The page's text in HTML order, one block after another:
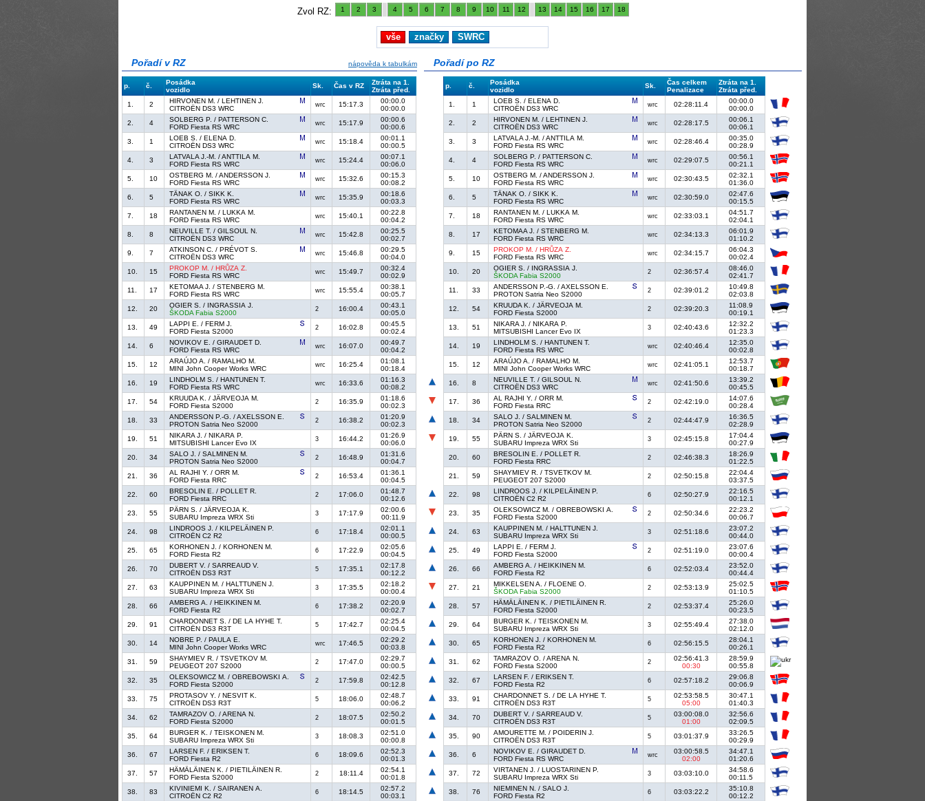
Zvol RZ: 1 2 3 4 5 6 7 8 9 10 11 12 13 14 15 16 17 18
vše značky SWRC
Pořadí v RZ nápověda k tabulkám
p. č.
Posádka
vozidlo
Sk. Čas v RZ
Ztráta na 1.
Ztráta před.
1.
2
HIRVONEN M. / LEHTINEN J.
CITROËN DS3 WRC
wrc 15:17.3
00:00.0
00:00.0
2.
4
SOLBERG P. / PATTERSON C.
FORD Fiesta RS WRC
wrc 15:17.9
00:00.6
00:00.6
3.
1
LOEB S. / ELENA D.
CITROËN DS3 WRC
wrc 15:18.4
00:01.1
00:00.5
4.
3
LATVALA J.-M. / ANTTILA M.
FORD Fiesta RS WRC
wrc 15:24.4
00:07.1
00:06.0
5.
10
OSTBERG M. / ANDERSSON J.
FORD Fiesta RS WRC
wrc 15:32.6
00:15.3
00:08.2
6.
5
TÄNAK O. / SIKK K.
FORD Fiesta RS WRC
wrc 15:35.9
00:18.6
00:03.3
7.
18
RANTANEN M. / LUKKA M.
FORD Fiesta RS WRC
wrc 15:40.1
00:22.8
00:04.2
8.
8
NEUVILLE T. / GILSOUL N.
CITROËN DS3 WRC
wrc 15:42.8
00:25.5
00:02.7
9.
7
ATKINSON C. / PRÉVOT S.
CITROËN DS3 WRC
wrc 15:46.8
00:29.5
00:04.0
10.
15
PROKOP M. / HRŮZA Z.
FORD Fiesta RS WRC
wrc 15:49.7
00:32.4
00:02.9
11.
17
KETOMAA J. / STENBERG M.
FORD Fiesta RS WRC
wrc 15:55.4
00:38.1
00:05.7
12.
20
OGIER S. / INGRASSIA J.
ŠKODA Fabia S2000
2 16:00.4
00:43.1
00:05.0
13.
49
LAPPI E. / FERM J.
FORD Fiesta S2000
2 16:02.8
00:45.5
00:02.4
14.
6
NOVIKOV E. / GIRAUDET D.
FORD Fiesta RS WRC
wrc 16:07.0
00:49.7
00:04.2
15.
12
ARAÚJO A. / RAMALHO M.
MINI John Cooper Works WRC
wrc 16:25.4
01:08.1
00:18.4
16.
19
LINDHOLM S. / HANTUNEN T.
FORD Fiesta RS WRC
wrc 16:33.6
01:16.3
00:08.2
17.
54
KRUUDA K. / JÄRVEOJA M.
FORD Fiesta S2000
2 16:35.9
01:18.6
00:02.3
18.
33
ANDERSSON P.-G. / AXELSSON E.
PROTON Satria Neo S2000
2 16:38.2
01:20.9
00:02.3
19.
51
NIKARA J. / NIKARA P.
MITSUBISHI Lancer Evo IX
3 16:44.2
01:26.9
00:06.0
20.
34
SALO J. / SALMINEN M.
PROTON Satria Neo S2000
2 16:48.9
01:31.6
00:04.7
21.
36
AL RAJHI Y. / ORR M.
FORD Fiesta RRC
2 16:53.4
01:36.1
00:04.5
22.
60
BRESOLIN E. / POLLET R.
FORD Fiesta RRC
2 17:06.0
01:48.7
00:12.6
23.
55
PÄRN S. / JÄRVEOJA K.
SUBARU Impreza WRX Sti
3 17:17.9
02:00.6
00:11.9
24.
98
LINDROOS J. / KILPELÄINEN P.
CITROËN C2 R2
6 17:18.4
02:01.1
00:00.5
25.
65
KORHONEN J. / KORHONEN M.
FORD Fiesta R2
6 17:22.9
02:05.6
00:04.5
26.
70
DUBERT V. / SARREAUD V.
CITROËN DS3 R3T
5 17:35.1
02:17.8
00:12.2
27.
63
KAUPPINEN M. / HALTTUNEN J.
SUBARU Impreza WRX Sti
3 17:35.5
02:18.2
00:00.4
28.
66
AMBERG A. / HEIKKINEN M.
FORD Fiesta R2
6 17:38.2
02:20.9
00:02.7
29.
91
CHARDONNET S. / DE LA HYHE T.
CITROËN DS3 R3T
5 17:42.7
02:25.4
00:04.5
30.
14
NOBRE P. / PAULA E.
MINI John Cooper Works WRC
wrc 17:46.5
02:29.2
00:03.8
31.
59
SHAYMIEV R. / TSVETKOV M.
PEUGEOT 207 S2000
2 17:47.0
02:29.7
00:00.5
32.
35
OLEKSOWICZ M. / OBREBOWSKI A.
FORD Fiesta S2000
2 17:59.8
02:42.5
00:12.8
33.
75
PROTASOV Y. / NESVIT K.
CITROËN DS3 R3T
5 18:06.0
02:48.7
00:06.2
34.
62
TAMRAZOV O. / ARENA N.
FORD Fiesta S2000
2 18:07.5
02:50.2
00:01.5
35.
64
BURGER K. / TEISKONEN M.
SUBARU Impreza WRX Sti
3 18:08.3
02:51.0
00:00.8
36.
67
LARSEN F. / ERIKSEN T.
FORD Fiesta R2
6 18:09.6
02:52.3
00:01.3
37.
57
HÄMÄLÄINEN K. / PIETILÄINEN R.
FORD Fiesta S2000
2 18:11.4
02:54.1
00:01.8
38.
83
KIVINIEMI K. / SAIRANEN A.
CITROËN C2 R2
6 18:14.5
02:57.2
00:03.1
Pořadí po RZ
p. č.
Posádka
vozidlo
Sk.
Čas celkem
Penalizace
Ztráta na 1.
Ztráta před.
1.
1
LOEB S. / ELENA D.
CITROËN DS3 WRC
wrc 02:28:11.4
00:00.0
00:00.0
2.
2
HIRVONEN M. / LEHTINEN J.
CITROËN DS3 WRC
wrc 02:28:17.5
00:06.1
00:06.1
3.
3
LATVALA J.-M. / ANTTILA M.
FORD Fiesta RS WRC
wrc 02:28:46.4
00:35.0
00:28.9
4.
4
SOLBERG P. / PATTERSON C.
FORD Fiesta RS WRC
wrc 02:29:07.5
00:56.1
00:21.1
5.
10
OSTBERG M. / ANDERSSON J.
FORD Fiesta RS WRC
wrc 02:30:43.5
02:32.1
01:36.0
6.
5
TÄNAK O. / SIKK K.
FORD Fiesta RS WRC
wrc 02:30:59.0
02:47.6
00:15.5
7.
18
RANTANEN M. / LUKKA M.
FORD Fiesta RS WRC
wrc 02:33:03.1
04:51.7
02:04.1
8.
17
KETOMAA J. / STENBERG M.
FORD Fiesta RS WRC
wrc 02:34:13.3
06:01.9
01:10.2
9.
15
PROKOP M. / HRŮZA Z.
FORD Fiesta RS WRC
wrc 02:34:15.7
06:04.3
00:02.4
10.
20
OGIER S. / INGRASSIA J.
ŠKODA Fabia S2000
2 02:36:57.4
08:46.0
02:41.7
11.
33
ANDERSSON P.-G. / AXELSSON E.
PROTON Satria Neo S2000
2 02:39:01.2
10:49.8
02:03.8
12.
54
KRUUDA K. / JÄRVEOJA M.
FORD Fiesta S2000
2 02:39:20.3
11:08.9
00:19.1
13.
51
NIKARA J. / NIKARA P.
MITSUBISHI Lancer Evo IX
3 02:40:43.6
12:32.2
01:23.3
14.
19
LINDHOLM S. / HANTUNEN T.
FORD Fiesta RS WRC
wrc 02:40:46.4
12:35.0
00:02.8
15.
12
ARAÚJO A. / RAMALHO M.
MINI John Cooper Works WRC
wrc 02:41:05.1
12:53.7
00:18.7
16.
8
NEUVILLE T. / GILSOUL N.
CITROËN DS3 WRC
wrc 02:41:50.6
13:39.2
00:45.5
17.
36
AL RAJHI Y. / ORR M.
FORD Fiesta RRC
2 02:42:19.0
14:07.6
00:28.4
18.
34
SALO J. / SALMINEN M.
PROTON Satria Neo S2000
2 02:44:47.9
16:36.5
02:28.9
19.
55
PÄRN S. / JÄRVEOJA K.
SUBARU Impreza WRX Sti
3 02:45:15.8
17:04.4
00:27.9
20.
60
BRESOLIN E. / POLLET R.
FORD Fiesta RRC
2 02:46:38.3
18:26.9
01:22.5
21.
59
SHAYMIEV R. / TSVETKOV M.
PEUGEOT 207 S2000
2 02:50:15.8
22:04.4
03:37.5
22.
98
LINDROOS J. / KILPELÄINEN P.
CITROËN C2 R2
6 02:50:27.9
22:16.5
00:12.1
23.
35
OLEKSOWICZ M. / OBREBOWSKI A.
FORD Fiesta S2000
2 02:50:34.6
22:23.2
00:06.7
24.
63
KAUPPINEN M. / HALTTUNEN J.
SUBARU Impreza WRX Sti
3 02:51:18.6
23:07.2
00:44.0
25.
49
LAPPI E. / FERM J.
FORD Fiesta S2000
2 02:51:19.0
23:07.6
00:00.4
26.
66
AMBERG A. / HEIKKINEN M.
FORD Fiesta R2
6 02:52:03.4
23:52.0
00:44.4
27.
21
MIKKELSEN A. / FLOENE O.
ŠKODA Fabia S2000
2 02:53:13.9
25:02.5
01:10.5
28.
57
HÄMÄLÄINEN K. / PIETILÄINEN R.
FORD Fiesta S2000
2 02:53:37.4
25:26.0
00:23.5
29.
64
BURGER K. / TEISKONEN M.
SUBARU Impreza WRX Sti
3 02:55:49.4
27:38.0
02:12.0
30.
65
KORHONEN J. / KORHONEN M.
FORD Fiesta R2
6 02:56:15.5
28:04.1
00:26.1
31.
62
TAMRAZOV O. / ARENA N.
FORD Fiesta S2000
2
02:56:41.3
00:30
28:59.9
00:55.8
32.
67
LARSEN F. / ERIKSEN T.
FORD Fiesta R2
6 02:57:18.2
29:06.8
00:06.9
33.
91
CHARDONNET S. / DE LA HYHE T.
CITROËN DS3 R3T
5
02:53:58.5
05:00
30:47.1
01:40.3
34.
70
DUBERT V. / SARREAUD V.
CITROËN DS3 R3T
5
03:00:08.0
01:00
32:56.6
02:09.5
35.
90
AMOURETTE M. / POIDERIN J.
CITROËN DS3 R3T
5 03:01:37.9
33:26.5
00:29.9
36.
6
NOVIKOV E. / GIRAUDET D.
FORD Fiesta RS WRC
wrc
03:00:58.5
02:00
34:47.1
01:20.6
37.
72
VIRTANEN J. / LUOSTARINEN P.
SUBARU Impreza WRX Sti
3 03:03:10.0
34:58.6
00:11.5
38.
76
NIEMINEN N. / SALO J.
FORD Fiesta R2
6 03:03:22.2
35:10.8
00:12.2